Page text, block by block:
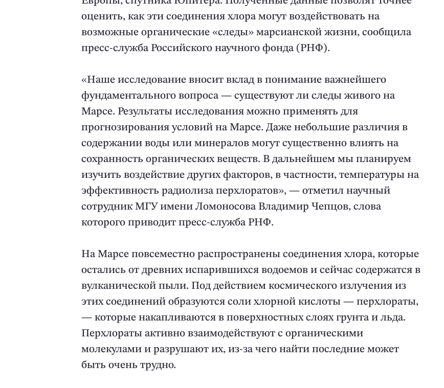
оценить, как эти соединения хлора могут воздействовать на
возможные органические «следы» марсианской жизни, сообщила
пресс-служба Российского научного фонда (РНФ).
«Наше исследование вносит вклад в понимание важнейшего
фундаментального вопроса — существуют ли следы живого на
Марсе. Результаты исследования можно применять для
прогнозирования условий на Марсе. Даже небольшие различия в
содержании воды или минералов могут существенно влиять на
сохранность органических веществ. В дальнейшем мы планируем
изучить воздействие других факторов, в частности, температуры на
эффективность радиолиза перхлоратов», — отметил научный
сотрудник МГУ имени Ломоносова Владимир Чепцов, слова
которого приводит пресс-служба РНФ.
На Марсе повсеместно распространены соединения хлора, которые
остались от древних испарившихся водоемов и сейчас содержатся в
вулканической пыли. Под действием космического излучения из
этих соединений образуются соли хлорной кислоты — перхлораты,
— которые накапливаются в поверхностных слоях грунта и льда.
Перхлораты активно взаимодействуют с органическими
молекулами и разрушают их, из-за чего найти последние может
быть очень трудно.